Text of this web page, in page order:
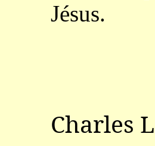
Jésus.
Charles